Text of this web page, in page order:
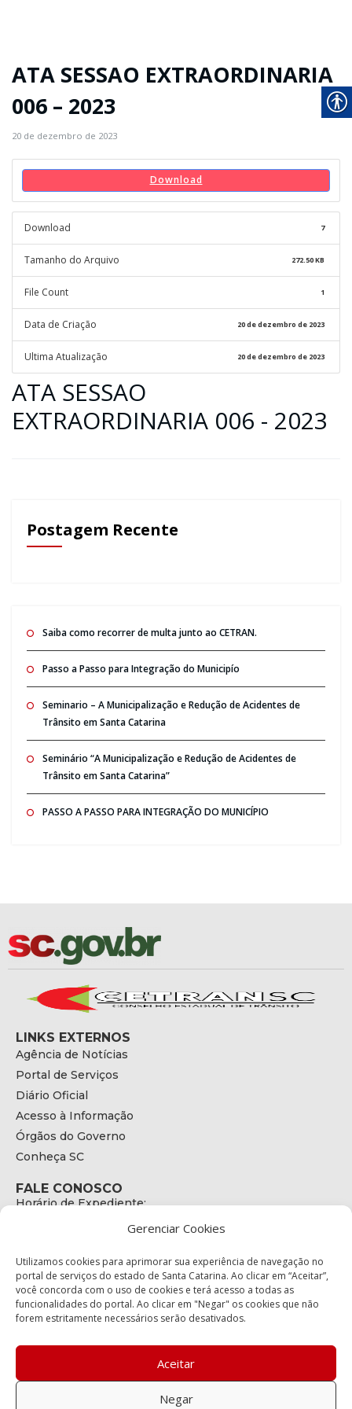
Gerenciar Cookies
Utilizamos cookies para aprimorar sua experiência de navegação no
portal de serviços do estado de Santa Catarina. Ao clicar em “Aceitar”,
você concorda com o uso de cookies e terá acesso a todas as
funcionalidades do portal. Ao clicar em "Negar" os cookies que não
forem estritamente necessários serão desativados.
Aceitar
Negar
ATA SESSAO EXTRAORDINARIA
006 – 2023
20 de dezembro de 2023
Download
Download 7
Tamanho do Arquivo 272.50 KB
File Count 1
Data de Criação 20 de dezembro de 2023
Ultima Atualização 20 de dezembro de 2023
ATA SESSAO
EXTRAORDINARIA 006 - 2023
Postagem Recente
Saiba como recorrer de multa junto ao CETRAN.
Passo a Passo para Integração do Municipío
Seminario – A Municipalização e Redução de Acidentes de
Trânsito em Santa Catarina
Seminário “A Municipalização e Redução de Acidentes de
Trânsito em Santa Catarina”
PASSO A PASSO PARA INTEGRAÇÃO DO MUNICÍPIO
LINKS EXTERNOS
Agência de Notícias
Portal de Serviços
Diário Oficial
Acesso à Informação
Órgãos do Governo
Conheça SC
FALE CONOSCO
Horário de Expediente:
E-mail:
secretariaexecutiva@cetran.sc.gov.br
ENDEREÇO
Endereço:
Bairro:
Coqueiros, Florianópolis SC
88.080-160